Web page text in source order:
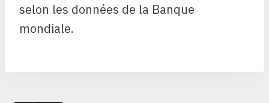
selon les données de la Banque
mondiale.